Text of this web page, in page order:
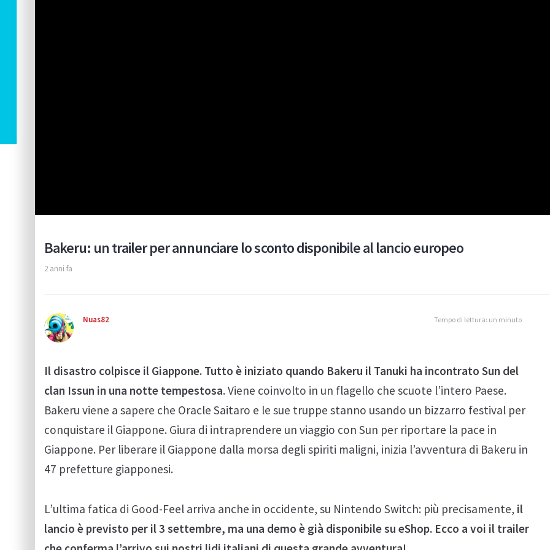
Bakeru: un trailer per annunciare lo sconto disponibile al lancio europeo
2 anni fa
Nuas82 Tempo di lettura: un minuto
Il disastro colpisce il Giappone. Tutto è iniziato quando Bakeru il Tanuki ha incontrato Sun del
clan Issun in una notte tempestosa. Viene coinvolto in un flagello che scuote l’intero Paese.
Bakeru viene a sapere che Oracle Saitaro e le sue truppe stanno usando un bizzarro festival per
conquistare il Giappone. Giura di intraprendere un viaggio con Sun per riportare la pace in
Giappone. Per liberare il Giappone dalla morsa degli spiriti maligni, inizia l’avventura di Bakeru in
47 prefetture giapponesi.
L’ultima fatica di Good-Feel arriva anche in occidente, su Nintendo Switch: più precisamente, il
lancio è previsto per il 3 settembre, ma una demo è già disponibile su eShop. Ecco a voi il trailer